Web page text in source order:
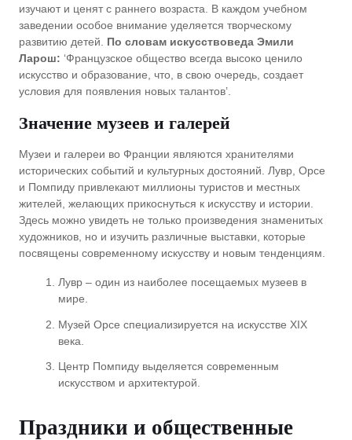
изучают и ценят с раннего возраста. В каждом учебном
заведении особое внимание уделяется творческому
развитию детей. По словам искусствоведа Эмили
Ларош: ‘Французское общество всегда высоко ценило
искусство и образование, что, в свою очередь, создает
условия для появления новых талантов’.
Значение музеев и галерей
Музеи и галереи во Франции являются хранителями
исторических событий и культурных достояний. Лувр, Орсе
и Помпиду привлекают миллионы туристов и местных
жителей, желающих прикоснуться к искусству и истории.
Здесь можно увидеть не только произведения знаменитых
художников, но и изучить различные выставки, которые
посвящены современному искусству и новым тенденциям.
Лувр – один из наиболее посещаемых музеев в
мире.
Музей Орсе специализируется на искусстве XIX
века.
Центр Помпиду выделяется современным
искусством и архитектурой.
Праздники и общественные